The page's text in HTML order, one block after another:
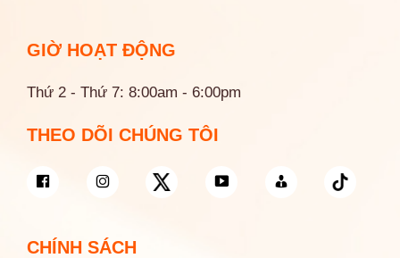
GIỜ HOẠT ĐỘNG
Thứ 2 - Thứ 7: 8:00am - 6:00pm
THEO DÕI CHÚNG TÔI
CHÍNH SÁCH